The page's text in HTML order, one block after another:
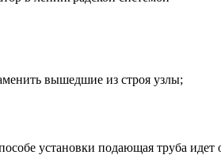
вышедшие из строя узлы;
установки подающая труба